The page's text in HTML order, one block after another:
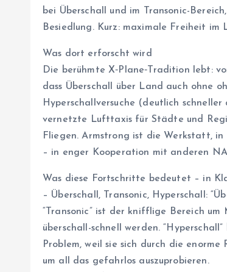
bei Überschall und im Transonic-
Besiedlung. Kurz: maximale Freiheit
Was dort erforscht wird
Die berühmte X‑Plane‑Tradition lebt:
dass Überschall über Land auch ohne
Hyperschallversuche (deutlich
vernetzte Lufttaxis für Städte und
Fliegen. Armstrong ist die Werkstatt,
– in enger Kooperation mit anderen
Was diese Fortschritte bedeutet – in
– Überschall, Transonic, Hyperschall:
“Transonic” ist der knifflige Bereich
überschall-schnell werden.
Problem, weil sie sich durch die
um all das gefahrlos auszuprobieren.